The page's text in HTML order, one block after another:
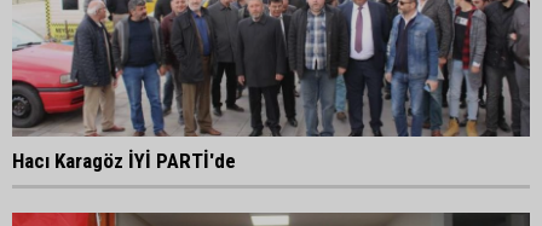
Hacı Karagöz İYİ PARTİ'de